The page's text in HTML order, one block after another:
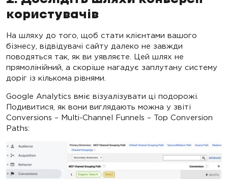
користувачів
На шляху до того, щоб стати клієнтами вашого
бізнесу, відвідувачі сайту далеко не завжди
поводяться так, як ви уявляєте. Цей шлях не
прямолінійний, а скоріше нагадує заплутану систему
доріг із кількома рівнями.
Google Analytics вміє візуалізувати ці подорожі.
Подивитися, як вони виглядають можна у звіті
Conversions – Multi-Channel Funnels – Top Conversion
Paths: